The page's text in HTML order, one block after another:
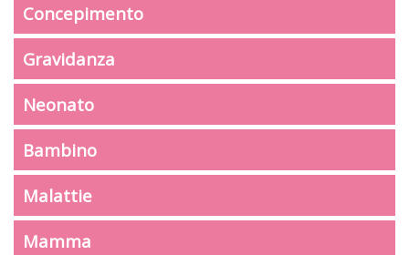
Concepimento
Gravidanza
Neonato
Bambino
Malattie
Mamma